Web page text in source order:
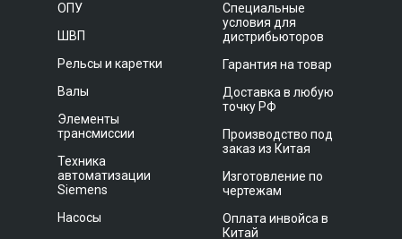
ОПУ
ШВП
Рельсы и каретки
Валы
Элементы
трансмиссии
Техника
автоматизации
Siemens
Насосы
Специальные
условия для
дистрибьюторов
Гарантия на товар
Доставка в любую
точку РФ
Производство под
заказ из Китая
Изготовление по
чертежам
Оплата инвойса в
Китай